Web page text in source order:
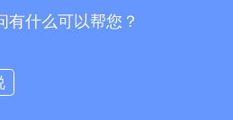
有什么可以帮您？